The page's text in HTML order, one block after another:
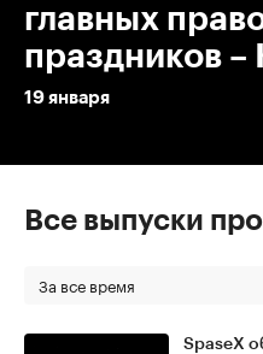
главных
праздников
19 января
Все выпуски
За все время
SpaseX